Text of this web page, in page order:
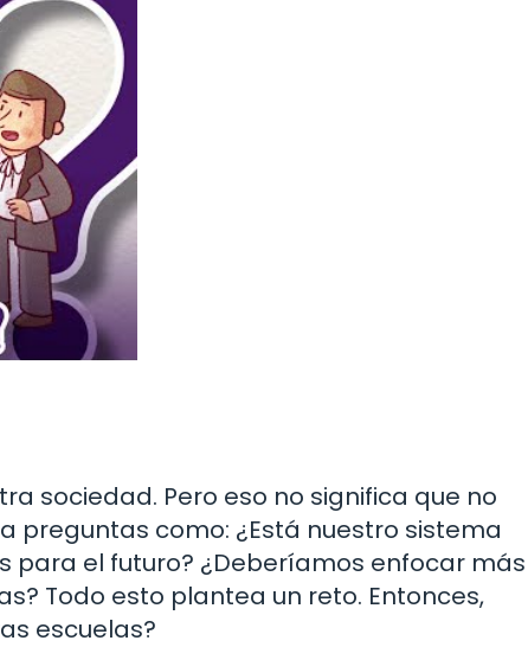
sociedad. Pero eso no significa que no
preguntas como: ¿Está nuestro sistema
el futuro? ¿Deberíamos enfocar más
Todo esto plantea un reto. Entonces,
escuelas?